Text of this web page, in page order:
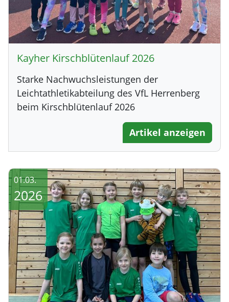
Kayher Kirschblütenlauf 2026
Starke Nachwuchsleistungen der
Leichtathletikabteilung des VfL Herrenberg
beim Kirschblütenlauf 2026
Artikel anzeigen
01.03.
2026